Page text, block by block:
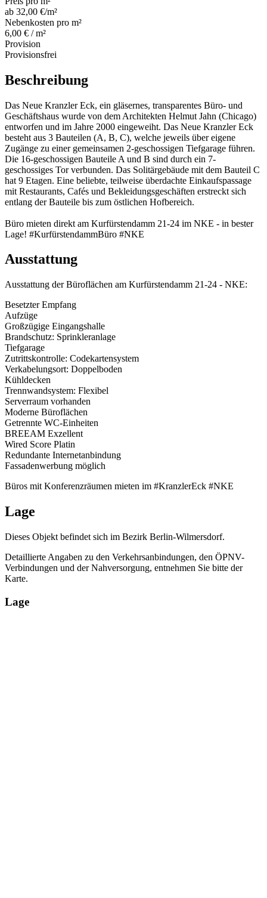
ab 32,00 €/m²
Nebenkosten pro m²
6,00 € / m²
Provision
Provisionsfrei
Beschreibung
Das Neue Kranzler Eck, ein gläsernes, transparentes Büro- und
Geschäftshaus wurde von dem Architekten Helmut Jahn (Chicago)
entworfen und im Jahre 2000 eingeweiht. Das Neue Kranzler Eck
besteht aus 3 Bauteilen (A, B, C), welche jeweils über eigene
Zugänge zu einer gemeinsamen 2-geschossigen Tiefgarage führen.
Die 16-geschossigen Bauteile A und B sind durch ein 7-
geschossiges Tor verbunden. Das Solitärgebäude mit dem Bauteil C
hat 9 Etagen. Eine beliebte, teilweise überdachte Einkaufspassage
mit Restaurants, Cafés und Bekleidungsgeschäften erstreckt sich
entlang der Bauteile bis zum östlichen Hofbereich.
Büro mieten direkt am Kurfürstendamm 21-24 im NKE - in bester
Lage! #KurfürstendammBüro #NKE
Ausstattung
Ausstattung der Büroflächen am Kurfürstendamm 21-24 - NKE:
Besetzter Empfang
Aufzüge
Großzügige Eingangshalle
Brandschutz: Sprinkleranlage
Tiefgarage
Zutrittskontrolle: Codekartensystem
Verkabelungsort: Doppelboden
Kühldecken
Trennwandsystem: Flexibel
Serverraum vorhanden
Moderne Büroflächen
Getrennte WC-Einheiten
BREEAM Exzellent
Wired Score Platin
Redundante Internetanbindung
Fassadenwerbung möglich
Büros mit Konferenzräumen mieten im #KranzlerEck #NKE
Lage
Dieses Objekt befindet sich im Bezirk Berlin-Wilmersdorf.
Detaillierte Angaben zu den Verkehrsanbindungen, den ÖPNV-
Verbindungen und der Nahversorgung, entnehmen Sie bitte der
Karte.
Lage